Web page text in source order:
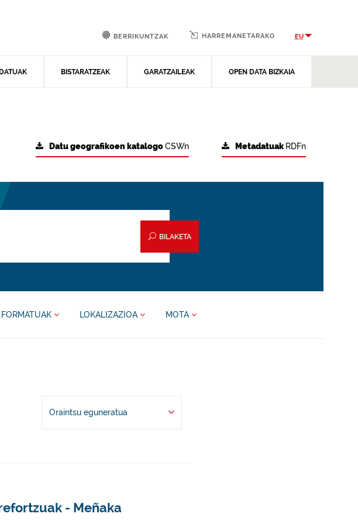
DATUAK BISTARATZEAK GARATZAILEAK OPEN DATA BIZKAIA
BERRIKUNTZAK HARREMANETARAKO EU
Metadatuak RDFn
Datu geografikoen katalogoCSWn
BILAKETA
FORMATUAK LOKALIZAZIOA MOTA
Oraintsu eguneratua
- Meñaka